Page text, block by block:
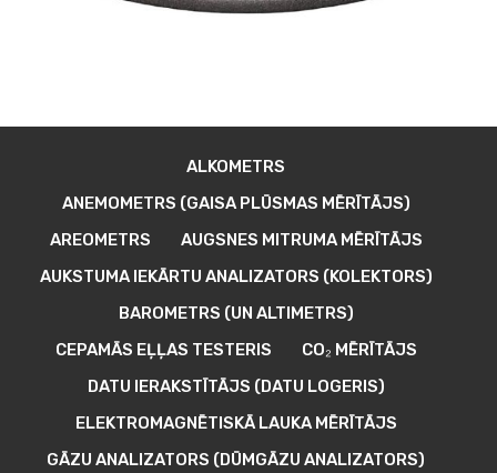
ALKOMETRS
ANEMOMETRS (GAISA PLŪSMAS MĒRĪTĀJS)
AREOMETRS
AUGSNES MITRUMA MĒRĪTĀJS
AUKSTUMA IEKĀRTU ANALIZATORS (KOLEKTORS)
BAROMETRS (UN ALTIMETRS)
CEPAMĀS EĻĻAS TESTERIS
CO₂ MĒRĪTĀJS
DATU IERAKSTĪTĀJS (DATU LOGERIS)
ELEKTROMAGNĒTISKĀ LAUKA MĒRĪTĀJS
GĀZU ANALIZATORS (DŪMGĀZU ANALIZATORS)